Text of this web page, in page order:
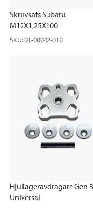
Skruvsats Subaru
M12X1,25X100
SKU:01-00042-010
Hjullageravdragare Gen 3
Universal